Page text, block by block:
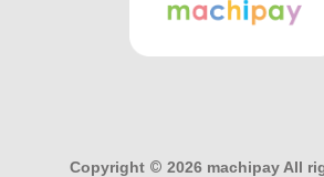
Copyright © 2026 machipay All